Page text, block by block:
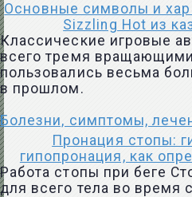
Основные символы и
Sizzling Hot из
Классические игровые
всего тремя
пользовались весьма
в прошлом.
Болезни, симптомы,
Пронация стопы:
гипопронация, как
Работа стопы при беге
для всего тела во время